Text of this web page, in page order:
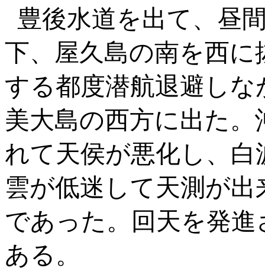
豊後水道を出て、昼
下、屋久島の南を西
する都度潜航退避し
美大島の西方に出た
れて天侯が悪化し、
雲が低迷して天測が
であった。回天を発
ある。